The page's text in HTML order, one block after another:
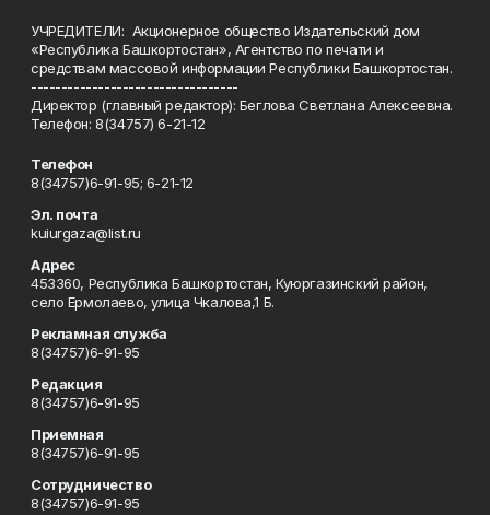
УЧРЕДИТЕЛИ: Акционерное общество Издательский дом
«Республика Башкортостан», Агентство по печати и
средствам массовой информации Республики Башкортостан.
----------------------------------
Директор (главный редактор): Беглова Светлана Алексеевна.
Телефон: 8(34757) 6-21-12
Телефон
8(34757)6-91-95; 6-21-12
Эл. почта
kuiurgaza@list.ru
Адрес
453360, Республика Башкортостан, Куюргазинский район,
село Ермолаево, улица Чкалова,1 Б.
Рекламная служба
8(34757)6-91-95
Редакция
8(34757)6-91-95
Приемная
8(34757)6-91-95
Сотрудничество
8(34757)6-91-95